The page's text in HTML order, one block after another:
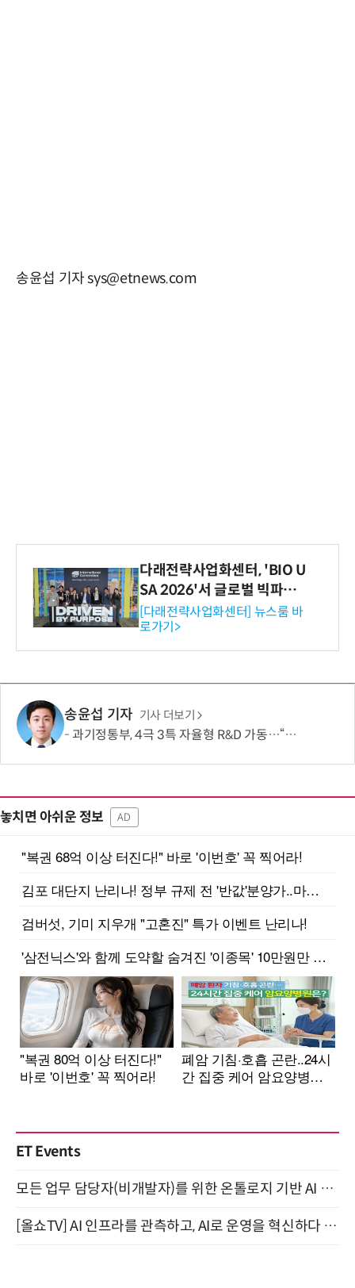
송윤섭 기자 sys@etnews.com
다래전략사업화센터, 'BIO U
SA 2026'서 글로벌 빅파마
와의 비즈니스 미팅 지원…K
-바이오 해외 진출 교두보 확
보
[다래전략사업화센터] 뉴스룸 바
로가기>
송윤섭 기자 기사 더보기
과기정통부, 4극 3특 자율형 R&D 가동…“지역이 직접 미래 성장동력 찾는다”
놓치면 아쉬운 정보 AD
ET Events
모든 업무 담당자(비개발자)를 위한 온톨로지 기반 AI 지식체계 설계 1-day 워크숍 8월 20일 개최
[올쇼TV] AI 인프라를 관측하고, AI로 운영을 혁신하다 (8월 11일 생방송)